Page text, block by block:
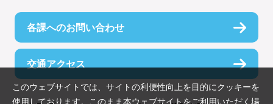
各課へのお問い合わせ
交通アクセス
このウェブサイトでは、サイトの利便性向上を目的にクッキーを
使用しております。このまま本ウェブサイトをご利用いただく場